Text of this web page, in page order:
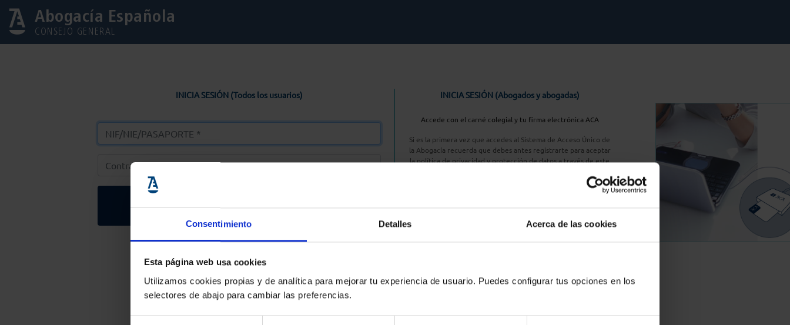
Consentimiento Detalles Acerca de las cookies
Esta página web usa cookies
Utilizamos cookies propias y de analítica para mejorar tu experiencia de usuario. Puedes configurar tus opciones en los
selectores de abajo para cambiar las preferencias.
Abogacía Española
CONSEJO GENERAL
INICIA SESIÓN (Todos los usuarios)
Entrar
Solicitar Contraseña
INICIA SESIÓN (Abogados y abogadas)
Accede con el carné colegial y tu firma electrónica ACA
Si es la primera vez que accedes al Sistema de Acceso Único de
la Abogacía recuerda que debes antes registrarte para aceptar
la política de privacidad y protección de datos a través de este
Entrar con ACA Plus
¿No tienes cuenta?